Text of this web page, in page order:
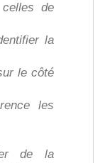
de
la
le côté
les
de la